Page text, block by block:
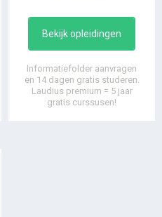
Bekijk opleidingen
Informatiefolder aanvragen
en 14 dagen gratis studeren.
Laudius premium = 5 jaar
gratis curssusen!